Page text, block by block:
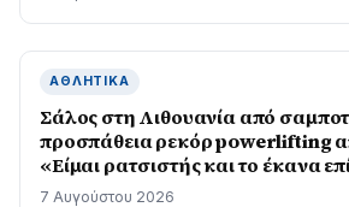
ΑΘΛΗΤΙΚΆ
Σάλος στη Λιθουανία από
προσπάθεια ρεκόρ powerlifting
«Είμαι ρατσιστής και το έκανα
ο δράστης
7 Αυγούστου 2026